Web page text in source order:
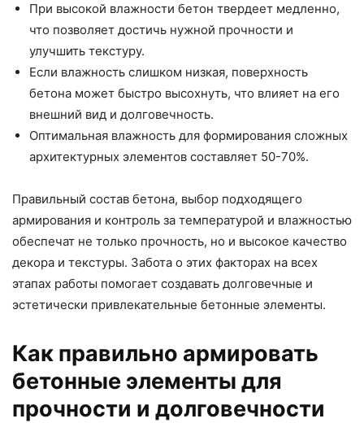
При высокой влажности бетон твердеет медленно,
что позволяет достичь нужной прочности и
улучшить текстуру.
Если влажность слишком низкая, поверхность
бетона может быстро высохнуть, что влияет на его
внешний вид и долговечность.
Оптимальная влажность для формирования сложных
архитектурных элементов составляет 50-70%.
Правильный состав бетона, выбор подходящего
армирования и контроль за температурой и влажностью
обеспечат не только прочность, но и высокое качество
декора и текстуры. Забота о этих факторах на всех
этапах работы помогает создавать долговечные и
эстетически привлекательные бетонные элементы.
Как правильно армировать
бетонные элементы для
прочности и долговечности